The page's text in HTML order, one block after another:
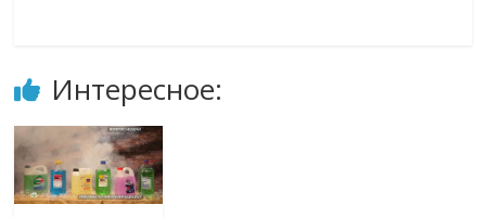
Интересное: